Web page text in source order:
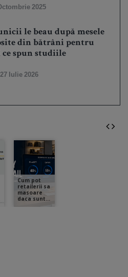
2025
le beau după mesele
din bătrâni pentru
ce spun studiile
27 Iulie 2026